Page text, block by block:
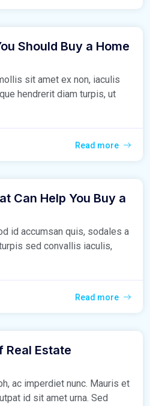
Should Buy a Home
sit amet ex non, iaculis
hendrerit diam turpis, ut
Read more
Can Help You Buy a
id accumsan quis, sodales a
sed convallis iaculis,
Read more
Real Estate
ac imperdiet nunc. Mauris et
id sit amet urna. Sed